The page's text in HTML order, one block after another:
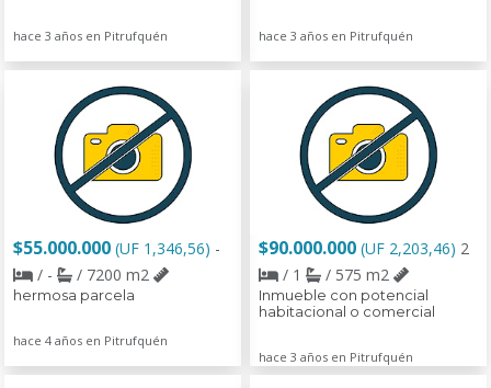
hace 3 años en Pitrufquén hace 3 años en Pitrufquén
$55.000.000 (UF 1,346,56) -
/ -
/ 7200 m2
hermosa parcela
hace 4 años en Pitrufquén
$90.000.000 (UF 2,203,46) 2
/ 1
/ 575 m2
Inmueble con potencial
habitacional o comercial
hace 3 años en Pitrufquén